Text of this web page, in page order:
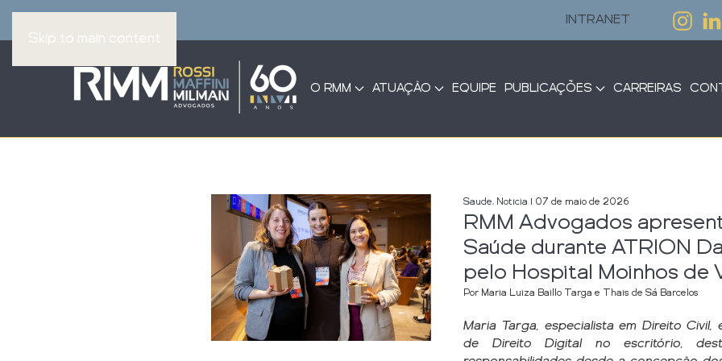
Skip to main content
INTRANET
O RMM ATUAÇÃO EQUIPE PUBLICAÇÕES CARREIRAS
Saude, Notícia | 07 de maio de 2026
RMM Advogados
Saúde durante ATRION
pelo Hospital Moinhos de
Por Maria Luiza Baillo Targa e Thais de Sá Barcelos
Maria Targa, especialista em Direito
de Direito Digital no escritório,